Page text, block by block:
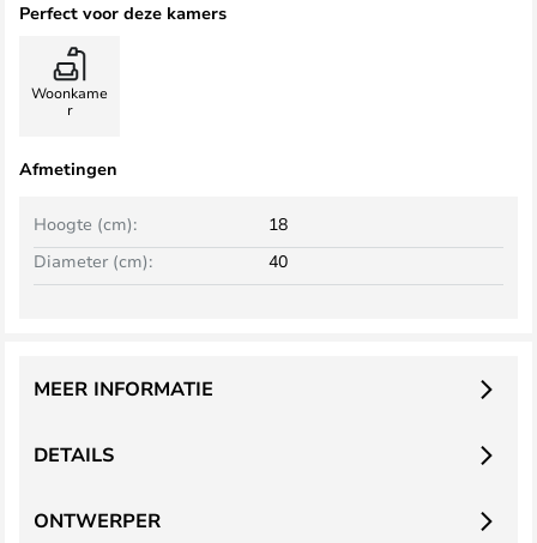
Perfect voor deze kamers
Woonkame
r
Afmetingen
Hoogte (cm):
18
Diameter (cm):
40
DETAILS
MEER INFORMATIE
ONTWERPER